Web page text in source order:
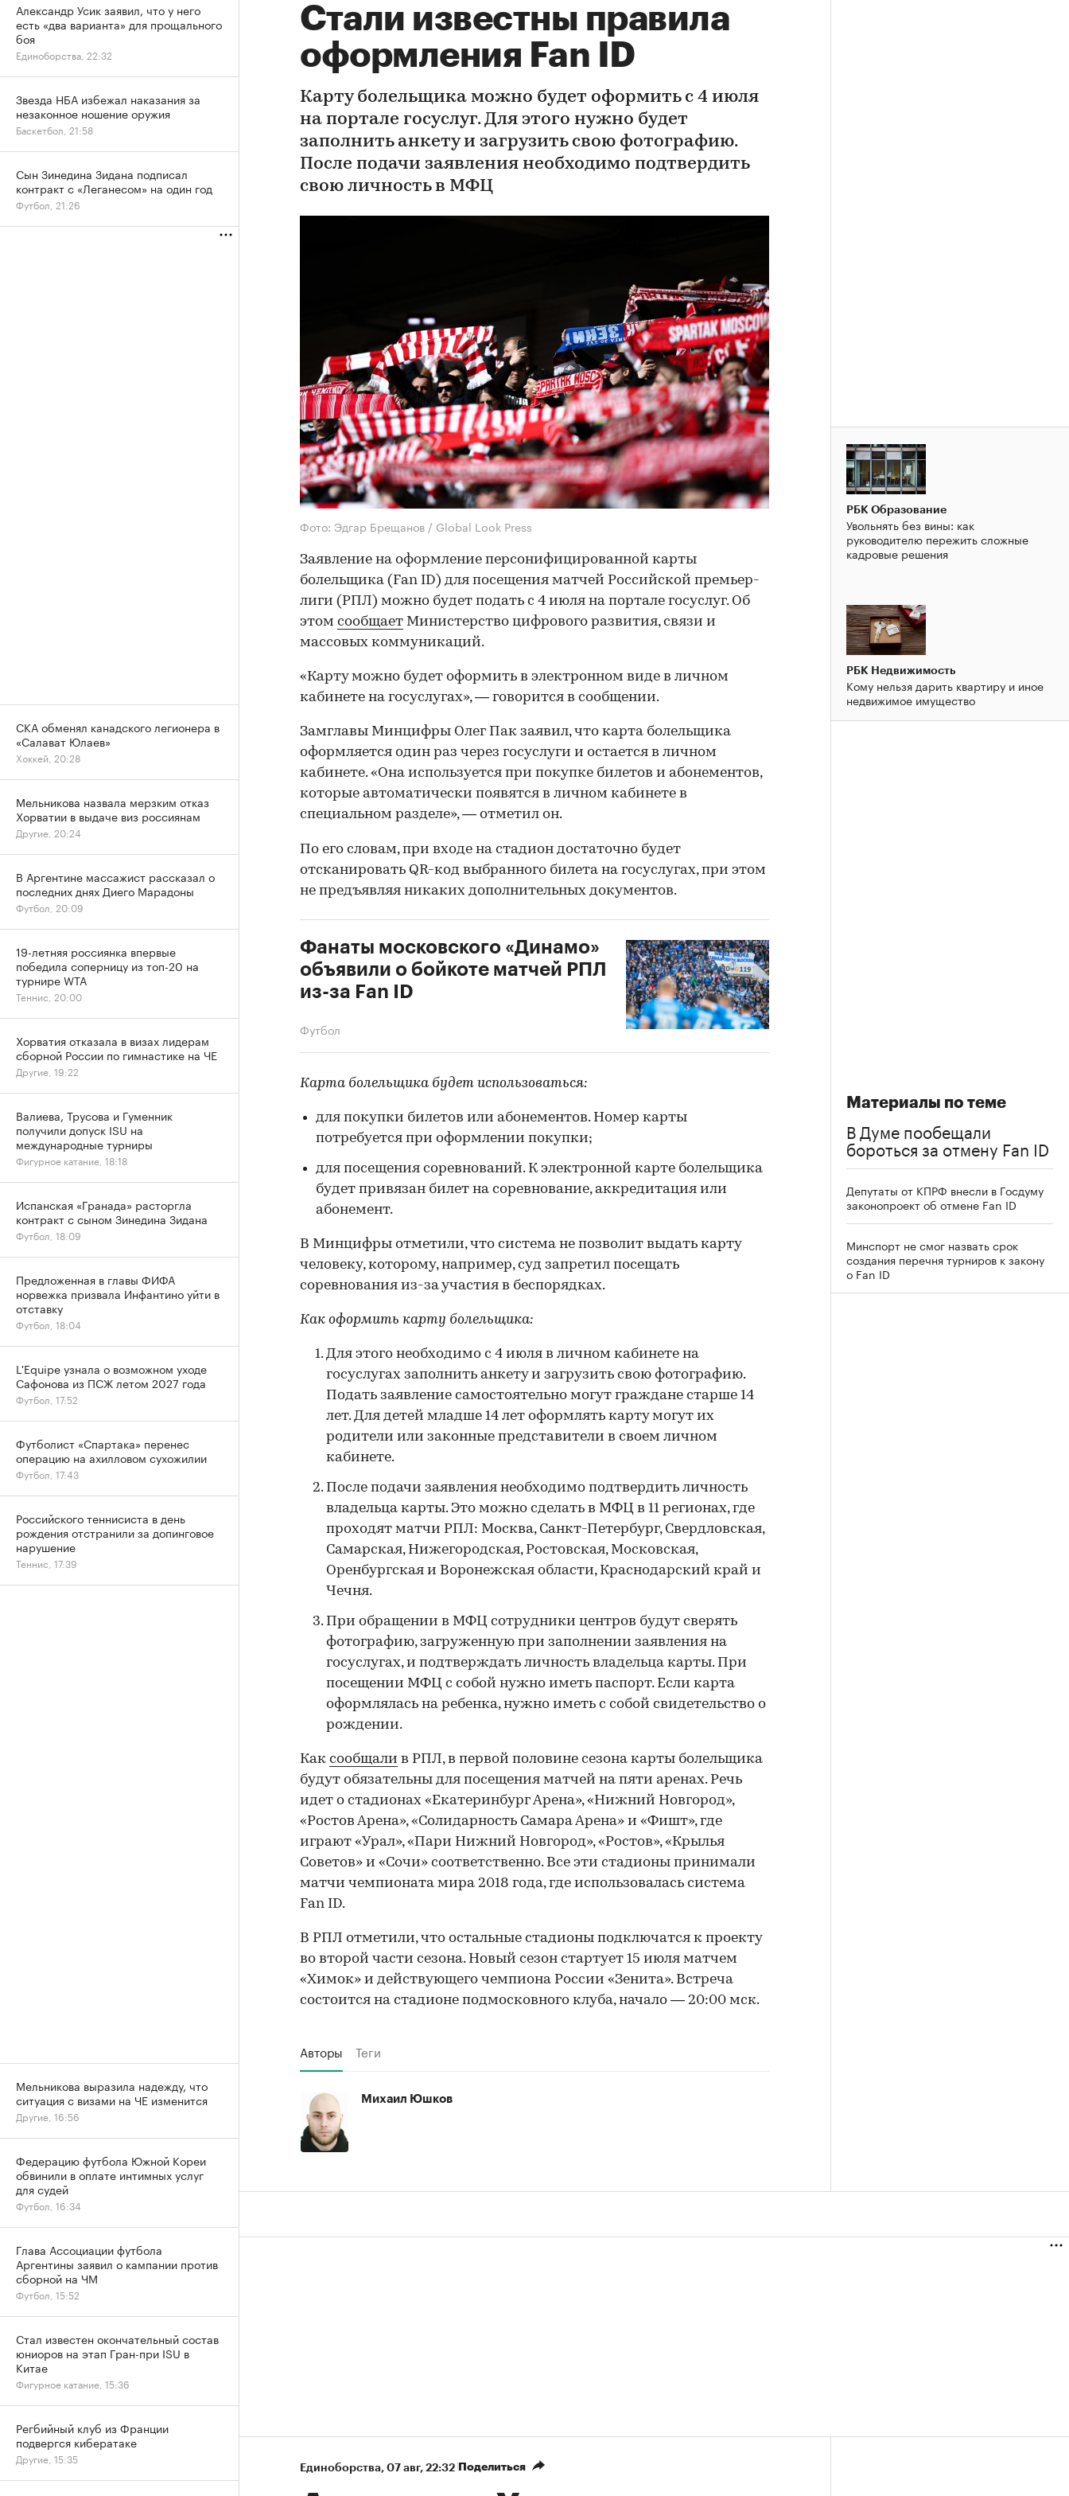
Стали известны правила
оформления Fan ID
Карту болельщика можно будет оформить с 4 июля
на портале госуслуг. Для этого нужно будет
заполнить анкету и загрузить свою фотографию.
После подачи заявления необходимо подтвердить
свою личность в МФЦ
Фото: Эдгар Брещанов / Global Look Press
Заявление на оформление персонифицированной карты
болельщика (Fan ID) для посещения матчей Российской премьер-
лиги (РПЛ) можно будет подать с 4 июля на портале госуслуг. Об
этом сообщает Министерство цифрового развития, связи и
массовых коммуникаций.
«Карту можно будет оформить в электронном виде в личном
кабинете на госуслугах», — говорится в сообщении.
Замглавы Минцифры Олег Пак заявил, что карта болельщика
оформляется один раз через госуслуги и остается в личном
кабинете. «Она используется при покупке билетов и абонементов,
которые автоматически появятся в личном кабинете в
специальном разделе», — отметил он.
00:00 / 00:00
По его словам, при входе на стадион достаточно будет
отсканировать QR-код выбранного билета на госуслугах, при этом
не предъявляя никаких дополнительных документов.
Фанаты московского «Динамо»
объявили о бойкоте матчей РПЛ
из-за Fan ID
Футбол
Карта болельщика будет использоваться:
для покупки билетов или абонементов. Номер карты
потребуется при оформлении покупки;
для посещения соревнований. К электронной карте болельщика
будет привязан билет на соревнование, аккредитация или
абонемент.
В Минцифры отметили, что система не позволит выдать карту
человеку, которому, например, суд запретил посещать
соревнования из-за участия в беспорядках.
Как оформить карту болельщика:
Для этого необходимо с 4 июля в личном кабинете на
госуслугах заполнить анкету и загрузить свою фотографию.
Подать заявление самостоятельно могут граждане старше 14
лет. Для детей младше 14 лет оформлять карту могут их
родители или законные представители в своем личном
кабинете.
После подачи заявления необходимо подтвердить личность
владельца карты. Это можно сделать в МФЦ в 11 регионах, где
проходят матчи РПЛ: Москва, Санкт-Петербург, Свердловская,
Самарская, Нижегородская, Ростовская, Московская,
Оренбургская и Воронежская области, Краснодарский край и
Чечня.
При обращении в МФЦ сотрудники центров будут сверять
фотографию, загруженную при заполнении заявления на
госуслугах, и подтверждать личность владельца карты. При
посещении МФЦ с собой нужно иметь паспорт. Если карта
оформлялась на ребенка, нужно иметь с собой свидетельство о
рождении.
Как сообщали в РПЛ, в первой половине сезона карты болельщика
будут обязательны для посещения матчей на пяти аренах. Речь
идет о стадионах «Екатеринбург Арена», «Нижний Новгород»,
«Ростов Арена», «Солидарность Самара Арена» и «Фишт», где
играют «Урал», «Пари Нижний Новгород», «Ростов», «Крылья
Советов» и «Сочи» соответственно. Все эти стадионы принимали
матчи чемпионата мира 2018 года, где использовалась система
Fan ID.
В РПЛ отметили, что остальные стадионы подключатся к проекту
во второй части сезона. Новый сезон стартует 15 июля матчем
«Химок» и действующего чемпиона России «Зенита». Встреча
состоится на стадионе подмосковного клуба, начало — 20:00 мск.
Авторы Теги
Михаил Юшков
РБК Образование
Увольнять без вины: как
руководителю пережить сложные
кадровые решения
РБК Недвижимость
Кому нельзя дарить квартиру и иное
недвижимое имущество
Материалы по теме
В Думе пообещали
бороться за отмену Fan ID
Депутаты от КПРФ внесли в Госдуму
законопроект об отмене Fan ID
Минспорт не смог назвать срок
создания перечня турниров к закону
о Fan ID
Единоборства⁠, 07 авг, 22:32 Поделиться
Александр Усик заявил, что у него
есть «два варианта» для прощального
боя
Единоборства, 22:32
Звезда НБА избежал наказания за
незаконное ношение оружия
Баскетбол, 21:58
Сын Зинедина Зидана подписал
контракт с «Леганесом» на один год
Футбол, 21:26
СКА обменял канадского легионера в
«Салават Юлаев»
Хоккей, 20:28
Мельникова назвала мерзким отказ
Хорватии в выдаче виз россиянам
Другие, 20:24
В Аргентине массажист рассказал о
последних днях Диего Марадоны
Футбол, 20:09
19-летняя россиянка впервые
победила соперницу из топ-20 на
турнире WTA
Теннис, 20:00
Хорватия отказала в визах лидерам
сборной России по гимнастике на ЧЕ
Другие, 19:22
Валиева, Трусова и Гуменник
получили допуск ISU на
международные турниры
Фигурное катание, 18:18
Испанская «Гранада» расторгла
контракт с сыном Зинедина Зидана
Футбол, 18:09
Предложенная в главы ФИФА
норвежка призвала Инфантино уйти в
отставку
Футбол, 18:04
L'Equipe узнала о возможном уходе
Сафонова из ПСЖ летом 2027 года
Футбол, 17:52
Футболист «Спартака» перенес
операцию на ахилловом сухожилии
Футбол, 17:43
Российского теннисиста в день
рождения отстранили за допинговое
нарушение
Теннис, 17:39
Мельникова выразила надежду, что
ситуация с визами на ЧЕ изменится
Другие, 16:56
Федерацию футбола Южной Кореи
обвинили в оплате интимных услуг
для судей
Футбол, 16:34
Глава Ассоциации футбола
Аргентины заявил о кампании против
сборной на ЧМ
Футбол, 15:52
Стал известен окончательный состав
юниоров на этап Гран-при ISU в
Китае
Фигурное катание, 15:36
Регбийный клуб из Франции
подвергся кибератаке
Другие, 15:35